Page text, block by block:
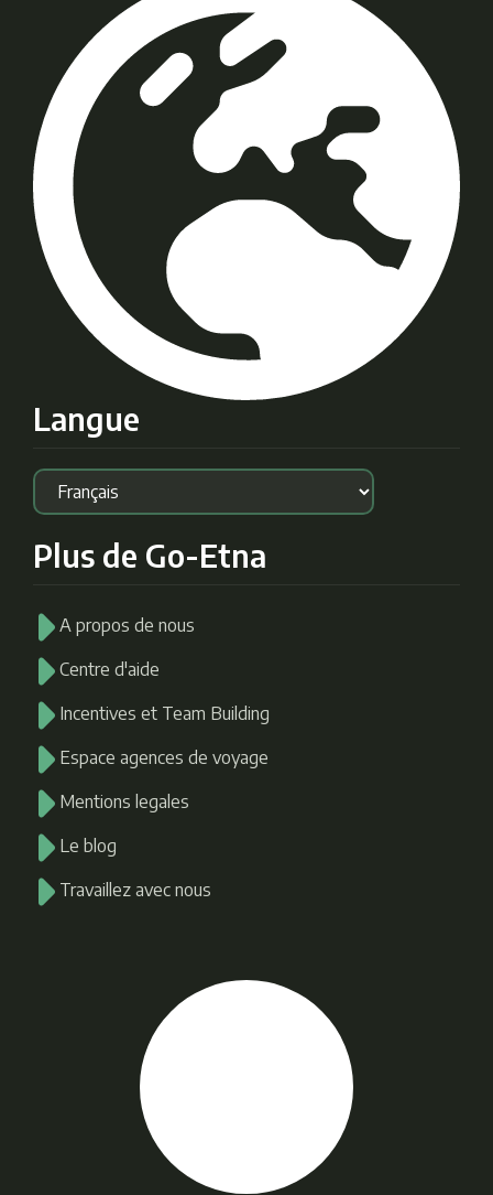
Langue
Plus de Go-Etna
A propos de nous
Centre d'aide
Incentives et Team Building
Espace agences de voyage
Mentions legales
Le blog
Travaillez avec nous